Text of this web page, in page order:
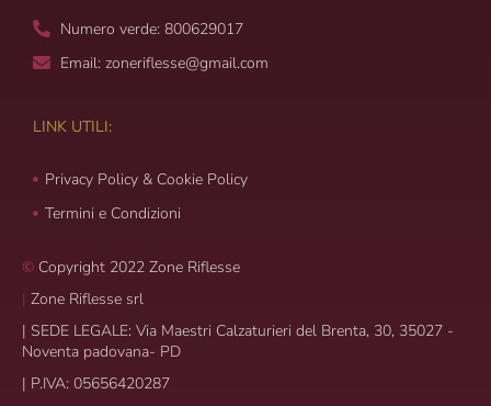
o r
a
m
e
Numero verde: 800629017
Email: zoneriflesse@gmail.com
LINK UTILI:
Privacy Policy & Cookie Policy
Termini e Condizioni
© Copyright 2022 Zone Riflesse
| Zone Riflesse srl
| SEDE LEGALE: Via Maestri Calzaturieri del Brenta, 30, 35027 -
Noventa padovana- PD
| P.IVA: 05656420287